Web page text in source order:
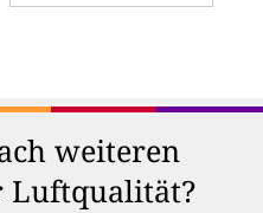
weiteren
Luftqualität?